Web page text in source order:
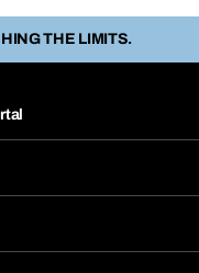
THE LIMITS.